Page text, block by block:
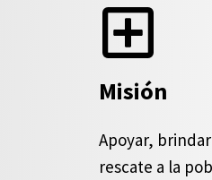
Misión
Apoyar,
rescate a la